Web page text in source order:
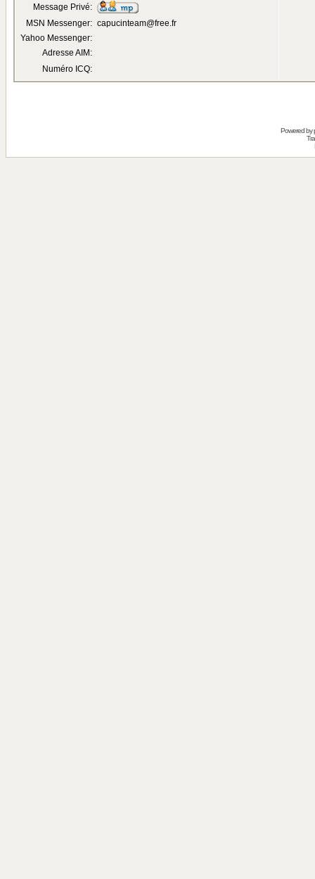
Message Privé:
MSN Messenger: capucinteam@free.fr
Yahoo Messenger:
Adresse AIM:
Numéro ICQ:
Powered by